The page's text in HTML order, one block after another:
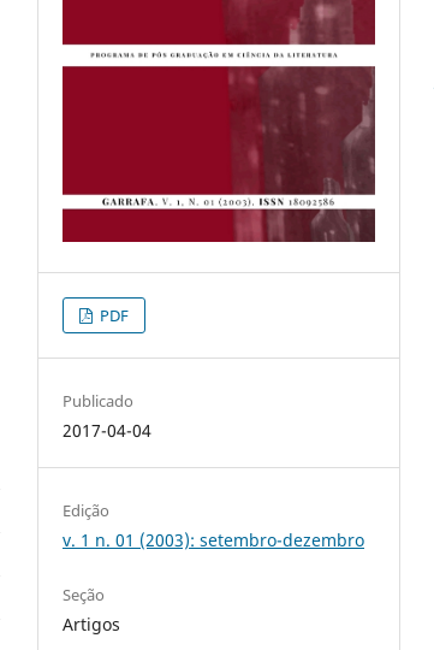
PDF
Publicado
2017-04-04
Edição
v. 1 n. 01 (2003): setembro-dezembro
Seção
Artigos